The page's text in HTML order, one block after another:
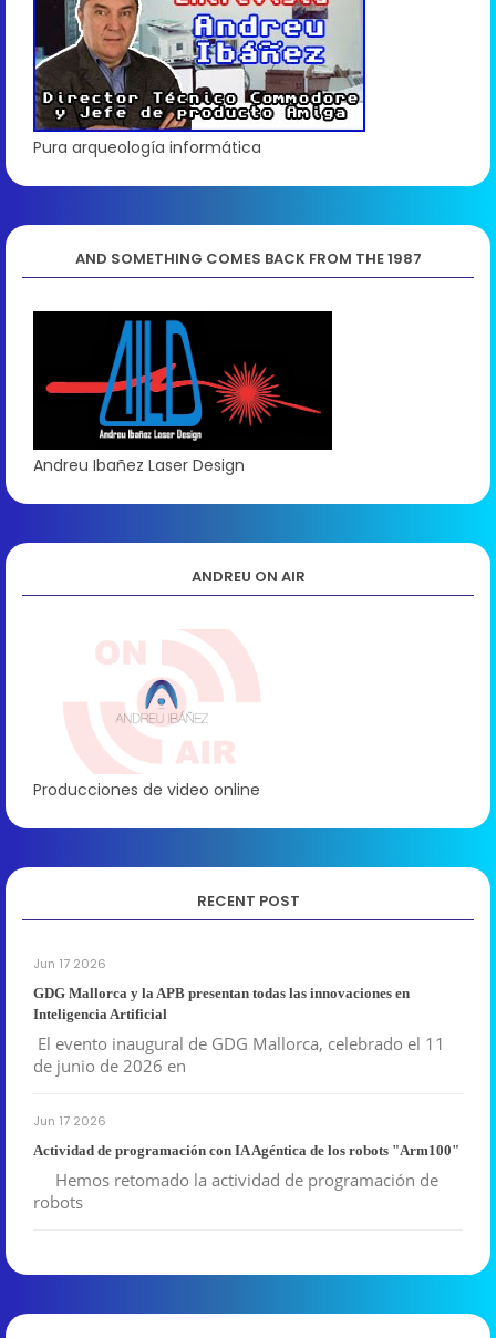
Pura arqueología informática
AND SOMETHING COMES BACK FROM THE 1987
Andreu Ibañez Laser Design
ANDREU ON AIR
Producciones de video online
RECENT POST
Jun 17 2026
GDG Mallorca y la APB presentan todas las innovaciones en
Inteligencia Artificial
El evento inaugural de GDG Mallorca, celebrado el 11
de junio de 2026 en
Jun 17 2026
Actividad de programación con IA Agéntica de los robots "Arm100"
Hemos retomado la actividad de programación de
robots